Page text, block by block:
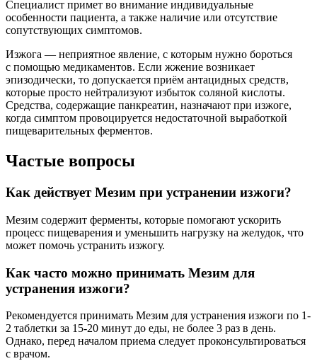
Специалист примет во внимание индивидуальные
особенности пациента, а также наличие или отсутствие
сопутствующих симптомов.
Изжога — неприятное явление, с которым нужно бороться
с помощью медикаментов. Если жжение возникает
эпизодически, то допускается приём антацидных средств,
которые просто нейтрализуют избыток соляной кислоты.
Средства, содержащие панкреатин, назначают при изжоге,
когда симптом провоцируется недостаточной выработкой
пищеварительных ферментов.
Частые вопросы
Как действует Мезим при устранении изжоги?
Мезим содержит ферменты, которые помогают ускорить
процесс пищеварения и уменьшить нагрузку на желудок, что
может помочь устранить изжогу.
Как часто можно принимать Мезим для
устранения изжоги?
Рекомендуется принимать Мезим для устранения изжоги по 1-
2 таблетки за 15-20 минут до еды, не более 3 раз в день.
Однако, перед началом приема следует проконсультироваться
с врачом.